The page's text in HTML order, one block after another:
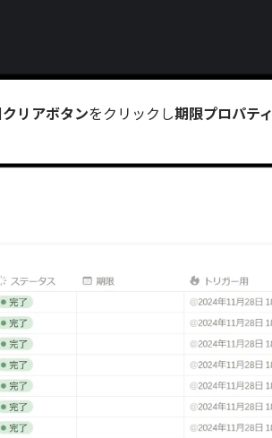
リアボタンをクリックし期限プロパティ